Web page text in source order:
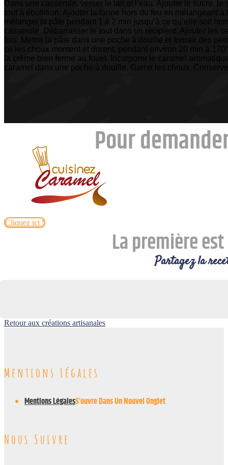
Dans une casserole, verser le lait et l’eau. Ajouter le sucre,
tout à ébullition. Ajouter la farine hors du feu en mélangeant
mélanger la pâte pendant 1 à 2 min jusqu’à ce qu’elle soit
casserole. Débarrasser le tout dans un récipient. Ajouter les
fois. Mettre la pâte dans une poche à douille et former des
ce les choux montent et dorent, pendant environ 20 min à
la crème bien ferme au fouet. Incorporer le caramel
caramel dans une poche à douille. Garnir les choux.
Pour
Cliquez ici !
La première
Partagez la
Retour aux créations artisanales
Mentions Légales
Mentions LégalesS’ouvre Dans Un Nouvel Onglet
Nous Suivre